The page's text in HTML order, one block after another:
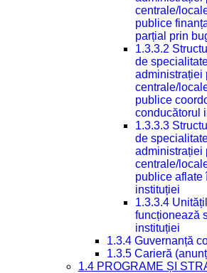
centrale/
publice
parțial prin
1.3.3.2
de
administrației
centrale/
publice
conducătorul
1.3.3.3
de
administrației
centrale/
publice aflate
instituției
1.3.3.4
funcționează
instituției
1.3.4 Guvernanță
1.3.5 Carieră
1.4 PROGRAME ȘI